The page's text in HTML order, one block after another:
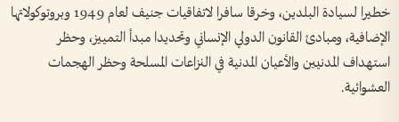
خطيرا لسيادة البلدين، وخرقا سافرا لاتفاقيات جنيف لعام 1949 وبروتوكولاتها
الإضافية، ومبادئ القانون الدولي الإنساني وتحديدا مبدأ التمييز، وحظر
استهداف المدنيين والأعيان المدنية في النزاعات المسلحة وحظر الهجمات
العشوائية.